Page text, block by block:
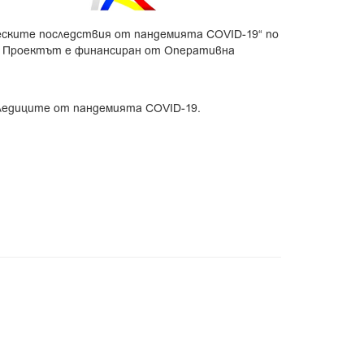
последствия от пандемията COVID-19“ по
Проектът е финансиран от Оперативна
от пандемията COVID-19.